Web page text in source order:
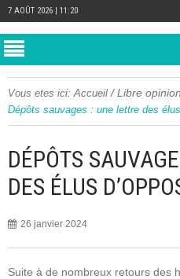
7 AOÛT 2026 | 11:20
Vous etes ici: Accueil /Libre opinion
Dépôts sauvages : une lettre des
DÉPÔTS
DES ÉLUS
26 janvier 2024
Suite à de nombreux retours des